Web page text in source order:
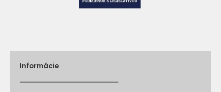
Informácie